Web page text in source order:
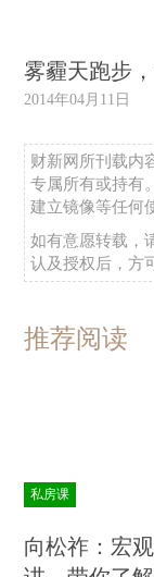
雾霾天跑步
2014年04月11日
财新网所刊载内
专属所有或持有
建立镜像等任何
如有意愿转载，
认及授权后，方
推荐阅读
私房课
向松祚：宏